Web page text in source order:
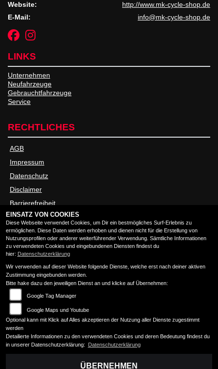
Website:
http://www.mk-cycle-shop.de
E-Mail:
info@mk-cycle-shop.de
LINKS
Unternehmen
Neufahrzeuge
Gebrauchtfahrzeuge
Service
RECHTLICHES
AGB
Impressum
Datenschutz
Disclaimer
Barrierefreiheit
ÖFFNUNGSZEITEN
Montag:
Dienstag:
09:00 - 13:00 und 14:00 - 18:00
Mittwoch:
09:00 - 13:00 und 14:00 - 18:00
Donnerstag:
Freitag:
Samstag:
Sonntag:
geschlossen
Neufahrzeugabholungen sind ausschließlich nach
Terminabsprache Mo.-Fr. 09.00-12.30 und 14.00-16.00 Uhr
möglich.
EINSATZ VON COOKIES
Diese Webseite verwendet Cookies, um Dir ein bestmögliches Surf-Erlebnis zu
ermöglichen. Diese Daten werden erhoben und dienen nicht für die Erstellung von
Nutzungsprofilen oder anderer weiterführender Verwendung. Sämtliche Informationen
zu verwendeten Cookies und eingebundenen Diensten findest du
hier: Datenschutzerklärung
Wir verwenden auf dieser Website folgende Dienste, welche erst nach deiner aktiven
Zustimmung eingebunden werden.
Bitte hake dazu den jeweiligen Dienst an und klicke auf Übernehmen:
Google Tag Manager
Google Maps und Youtube
Optional kann mit Klick auf Alles akzeptieren der Nutzung aller Dienste zugestimmt
werden
Detailierte Informationen zu den verwendeten Cookies und deren Bedeutung findest du
in unserer Datenschutzerklärung:
Datenschutzerklärung
ÜBERNEHMEN